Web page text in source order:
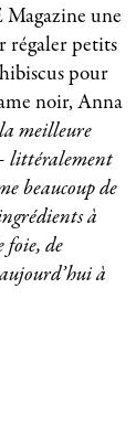
une
régaler petits
pour
noir, Anna
meilleure
littéralement
beaucoup de
à
de
à